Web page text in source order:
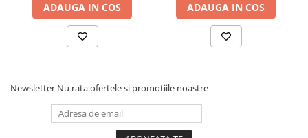
ADAUGA IN COS ADAUGA IN COS
Newsletter Nu rata ofertele si promotiile noastre